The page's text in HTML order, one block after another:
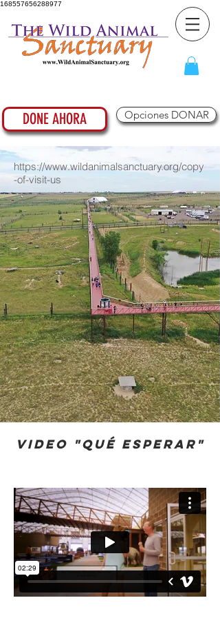
168557656288977
DONE AHORA Opciones DONAR
https://www.wildanimalsanctuary.org/copy
-of-visit-us
Video "Qué esperar"